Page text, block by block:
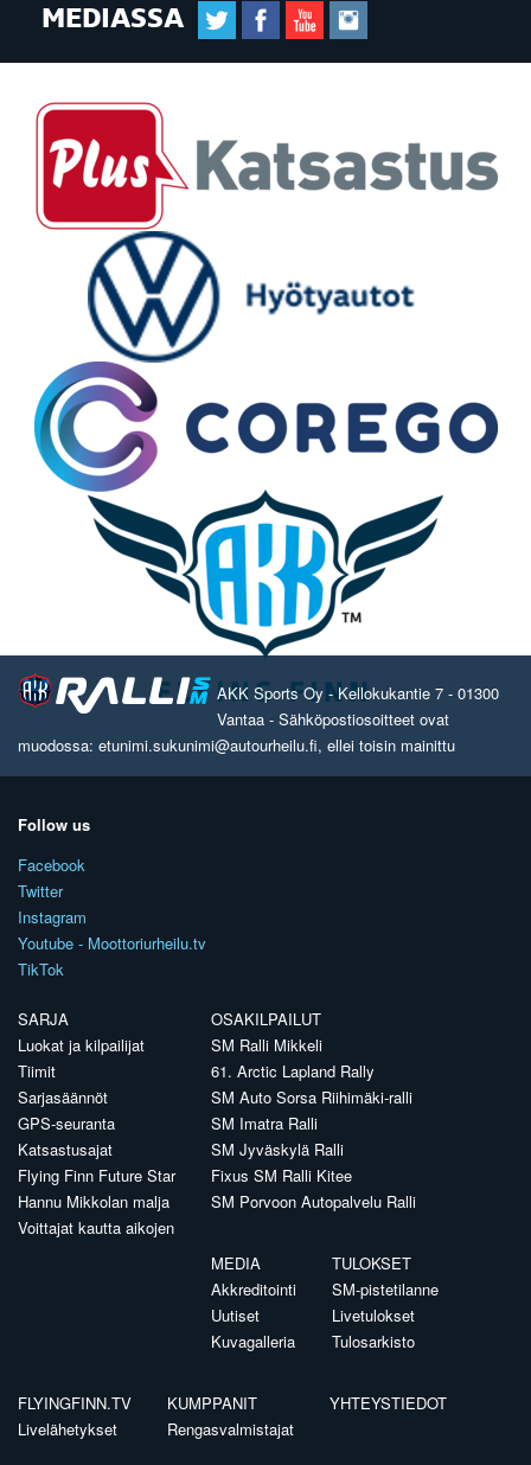
MEDIASSA
AKK Sports Oy - Kellokukantie 7 - 01300
Vantaa - Sähköpostiosoitteet ovat
muodossa: etunimi.sukunimi@autourheilu.fi, ellei toisin mainittu
Follow us
Facebook
Twitter
Instagram
Youtube - Moottoriurheilu.tv
TikTok
SARJA
Luokat ja kilpailijat
Tiimit
Sarjasäännöt
GPS-seuranta
Katsastusajat
Flying Finn Future Star
Hannu Mikkolan malja
Voittajat kautta aikojen
OSAKILPAILUT
SM Ralli Mikkeli
61. Arctic Lapland Rally
SM Auto Sorsa Riihimäki-ralli
SM Imatra Ralli
SM Jyväskylä Ralli
Fixus SM Ralli Kitee
SM Porvoon Autopalvelu Ralli
MEDIA
Akkreditointi
Uutiset
Kuvagalleria
TULOKSET
SM-pistetilanne
Livetulokset
Tulosarkisto
FLYINGFINN.TV
Livelähetykset
KUMPPANIT
Rengasvalmistajat
YHTEYSTIEDOT